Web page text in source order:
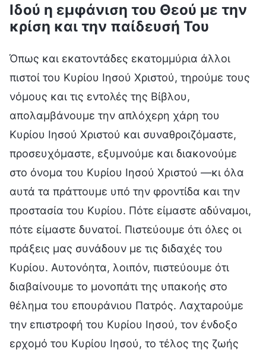
Ιδού η εμφάνιση του Θεού με την
κρίση και την παίδευσή Του
Όπως και εκατοντάδες εκατομμύρια άλλοι
πιστοί του Κυρίου Ιησού Χριστού, τηρούμε τους
νόμους και τις εντολές της Βίβλου,
απολαμβάνουμε την απλόχερη χάρη του
Κυρίου Ιησού Χριστού και συναθροιζόμαστε,
προσευχόμαστε, εξυμνούμε και διακονούμε
στο όνομα του Κυρίου Ιησού Χριστού —κι όλα
αυτά τα πράττουμε υπό την φροντίδα και την
προστασία του Κυρίου. Πότε είμαστε αδύναμοι,
πότε είμαστε δυνατοί. Πιστεύουμε ότι όλες οι
πράξεις μας συνάδουν με τις διδαχές του
Κυρίου. Αυτονόητα, λοιπόν, πιστεύουμε ότι
διαβαίνουμε το μονοπάτι της υπακοής στο
θέλημα του επουράνιου Πατρός. Λαχταρούμε
την επιστροφή του Κυρίου Ιησού, τον ένδοξο
ερχομό του Κυρίου Ιησού, το τέλος της ζωής